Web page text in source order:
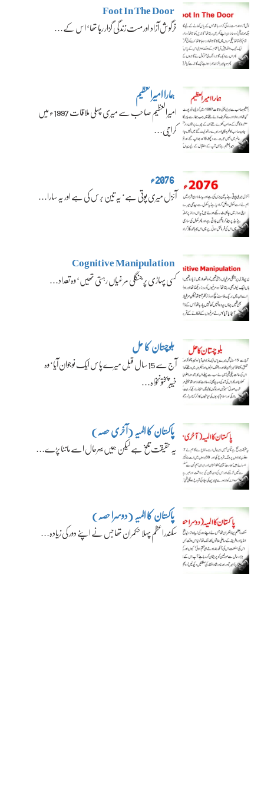
Foot In The Door
خرگوش آزاد اور مست زندگی گزار رہا تھا‘ اس کے…
ہمارا امیرالعظیم
امیرالعظیم صاحب سے میری پہلی ملاقات 1997ء میں
کراچی…
2076ء
آئزل میری پوتی ہے‘ یہ تین برس کی ہے اور یہ سارا…
Cognitive Manipulation
کسی پہاڑی پر جنگلی مرغیاں رہتی تھیں‘ وہ تعداد…
بلوچستان کا حل
آج سے 15 سال قبل میرے پاس ایک نوجوان آیا‘ وہ
خیبرپختونخواہ…
پاکستان کا المیہ (آخری حصہ)
یہ حقیقت تلخ ہے لیکن ہمیں بہرحال اسے ماننا پڑے…
پاکستان کا المیہ (دوسرا حصہ)
سکندراعظم پہلا حکمران تھا جس نے اپنے دور کی زیادہ…